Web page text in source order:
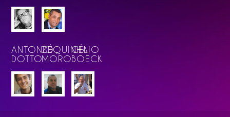
ANTONIO
DOTTO
ZÉQUINHA
MORO
CÉLIO
BOECK